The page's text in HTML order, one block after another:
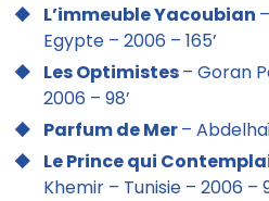
L’immeuble Yacoubian
Egypte – 2006 – 165’
Les Optimistes– Goran
2006 – 98’
Parfum de Mer–
Le Prince qui
Khemir – Tunisie – 2006 –